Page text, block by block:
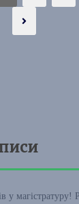
у магістратуру!